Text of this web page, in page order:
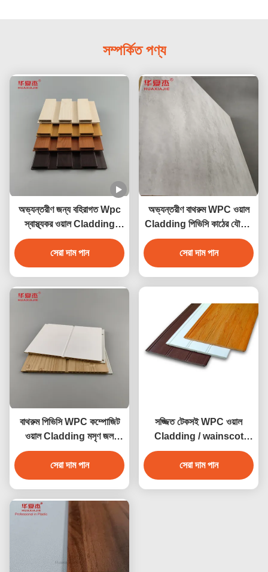
সম্পর্কিত পণ্য
অভ্যন্তরীণ জন্য বহিরাগত Wpc
স্বাস্থ্যকর ওয়াল Cladding
আবহাওয়া প্রতিরোধী
সেরা দাম পান
অভ্যন্তরীণ বাথরুম WPC ওয়াল
Cladding পিভিসি কাঠের যৌগিক
cladding
সেরা দাম পান
বাথরুম পিভিসি WPC কম্পোজিট
ওয়াল Cladding মসৃণ জল
প্রতিরোধী
সেরা দাম পান
সজ্জিত টেকসই WPC ওয়াল
Cladding / wainscot
সুবিধামত ইনস্টল
সেরা দাম পান